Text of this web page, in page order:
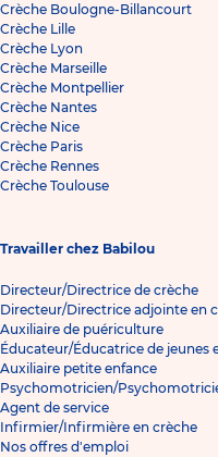
Crèche Boulogne-Billancourt
Crèche Lille
Crèche Lyon
Crèche Marseille
Crèche Montpellier
Crèche Nantes
Crèche Nice
Crèche Paris
Crèche Rennes
Crèche Toulouse
Travailler chez Babilou
Directeur/Directrice de crèche
Directeur/Directrice adjointe en
Auxiliaire de puériculture
Éducateur/Éducatrice de jeunes
Auxiliaire petite enfance
Psychomotricien/
Agent de service
Infirmier/Infirmière en crèche
Nos offres d'emploi